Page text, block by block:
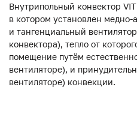
Внутрипольный конвектор
в котором установлен
и тангенциальный
конвектора), тепло от
помещение путём
вентиляторе), и
вентиляторе) конвекции.